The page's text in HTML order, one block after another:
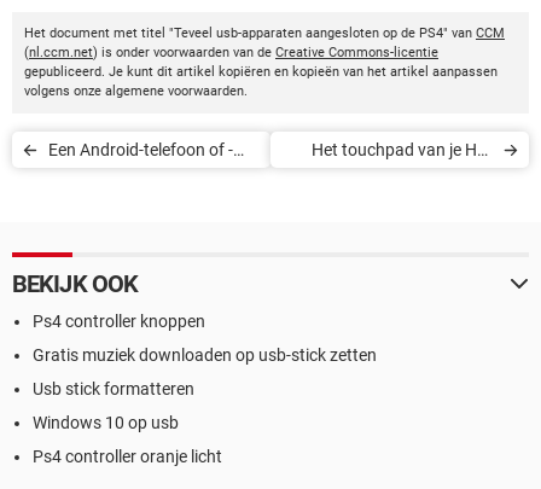
Het document met titel "Teveel usb-apparaten aangesloten op de PS4" van CCM
(nl.ccm.net) is onder voorwaarden van de Creative Commons-licentie
gepubliceerd. Je kunt dit artikel kopiëren en kopieën van het artikel aanpassen
volgens onze algemene voorwaarden.
Een Android-telefoon of -
Het touchpad van je HP-
BEKIJK OOK
Ps4 controller knoppen
Gratis muziek downloaden op usb-stick zetten
Usb stick formatteren
Windows 10 op usb
Ps4 controller oranje licht